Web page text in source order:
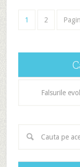
1 2
articole